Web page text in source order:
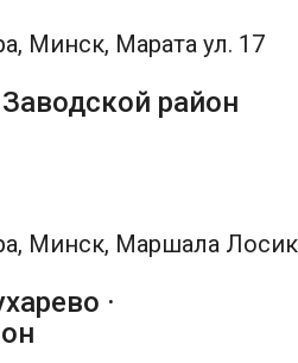
Минск, Марата ул. 17
Заводской район
Минск, Маршала
·